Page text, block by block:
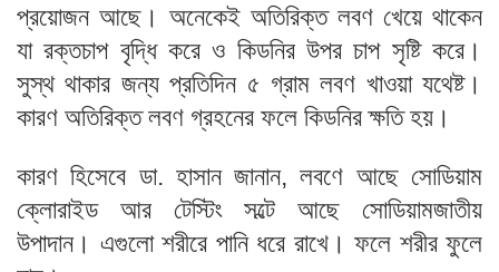
প্রয়োজন আছে। অনেকেই অতিরিক্ত লবণ খেয়ে থাকেন
যা রক্তচাপ বৃদ্ধি করে ও কিডনির উপর চাপ সৃষ্টি করে।
সুস্থ থাকার জন্য প্রতিদিন ৫ গ্রাম লবণ খাওয়া যথেষ্ট।
কারণ অতিরিক্ত লবণ গ্রহনের ফলে কিডনির ক্ষতি হয়।
কারণ হিসেবে ডা. হাসান জানান, লবণে আছে সোডিয়াম
ক্লোরাইড আর টেস্টিং সল্টে আছে সোডিয়ামজাতীয়
উপাদান। এগুলো শরীরে পানি ধরে রাখে। ফলে শরীর ফুলে